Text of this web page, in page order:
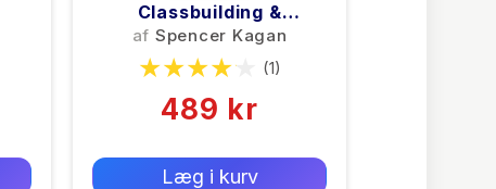
Classbuilding &
Teambuilding Med
Cooperative Learning
Strukturer
af Spencer Kagan
(1)
489 kr
Læg i kurv